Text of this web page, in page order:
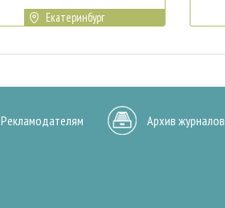
Екатеринбург
Рекламодателям Архив журналов